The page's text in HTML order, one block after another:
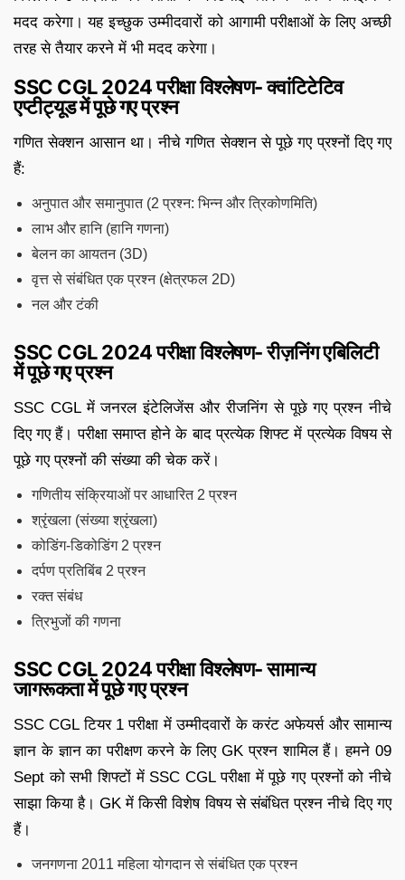
मदद करेगा। यह इच्छुक उम्मीदवारों को आगामी परीक्षाओं के लिए अच्छी
तरह से तैयार करने में भी मदद करेगा।
SSC CGL 2024 परीक्षा विश्लेषण- क्वांटिटेटिव
एप्टीट्यूड में पूछे गए प्रश्न
गणित सेक्शन आसान था। नीचे गणित सेक्शन से पूछे गए प्रश्नों दिए गए
हैं:
अनुपात और समानुपात (2 प्रश्न: भिन्न और त्रिकोणमिति)
लाभ और हानि (हानि गणना)
बेलन का आयतन (3D)
वृत्त से संबंधित एक प्रश्न (क्षेत्रफल 2D)
नल और टंकी
SSC CGL 2024 परीक्षा विश्लेषण- रीज़निंग एबिलिटी
में पूछे गए प्रश्न
SSC CGL में जनरल इंटेलिजेंस और रीजनिंग से पूछे गए प्रश्न नीचे
दिए गए हैं। परीक्षा समाप्त होने के बाद प्रत्येक शिफ्ट में प्रत्येक विषय से
पूछे गए प्रश्नों की संख्या की चेक करें।
गणितीय संक्रियाओं पर आधारित 2 प्रश्न
श्रृंखला (संख्या श्रृंखला)
कोडिंग-डिकोडिंग 2 प्रश्न
दर्पण प्रतिबिंब 2 प्रश्न
रक्त संबंध
त्रिभुजों की गणना
SSC CGL 2024 परीक्षा विश्लेषण- सामान्य
जागरूकता में पूछे गए प्रश्न
SSC CGL टियर 1 परीक्षा में उम्मीदवारों के करंट अफेयर्स और सामान्य
ज्ञान के ज्ञान का परीक्षण करने के लिए GK प्रश्न शामिल हैं। हमने 09
Sept को सभी शिफ्टों में SSC CGL परीक्षा में पूछे गए प्रश्नों को नीचे
साझा किया है। GK में किसी विशेष विषय से संबंधित प्रश्न नीचे दिए गए
हैं।
जनगणना 2011 महिला योगदान से संबंधित एक प्रश्न